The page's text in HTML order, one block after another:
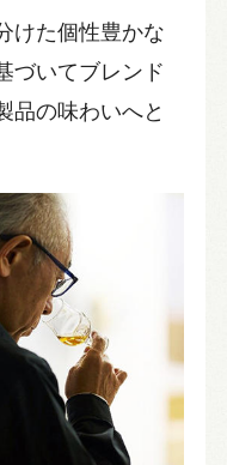
けた個性豊かな
づいてブレンド
品の味わいへと